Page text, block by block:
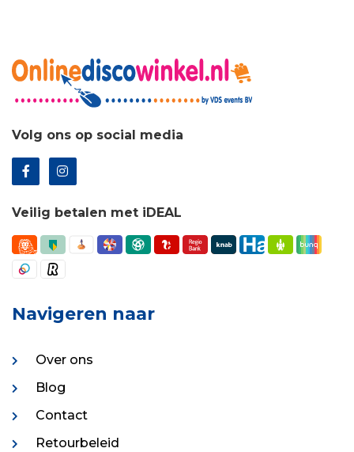
Volg ons op social media
Veilig betalen met iDEAL
Navigeren naar
Over ons
Blog
Contact
Retourbeleid